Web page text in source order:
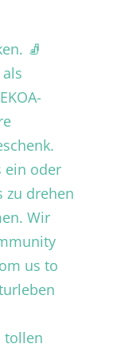
tollen